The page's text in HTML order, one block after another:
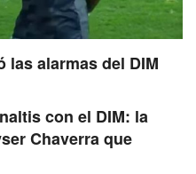
las alarmas del DIM
con el DIM: la
Chaverra que